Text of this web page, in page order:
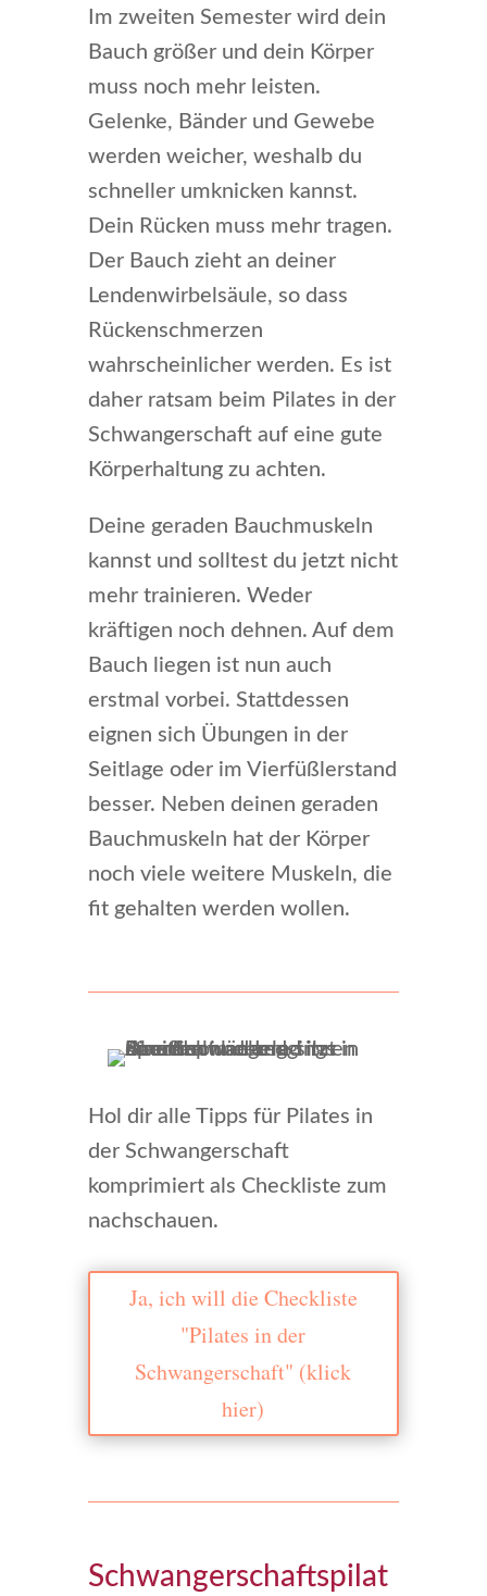
Im zweiten Semester wird dein
Bauch größer und dein Körper
muss noch mehr leisten.
Gelenke, Bänder und Gewebe
werden weicher, weshalb du
schneller umknicken kannst.
Dein Rücken muss mehr tragen.
Der Bauch zieht an deiner
Lendenwirbelsäule, so dass
Rückenschmerzen
wahrscheinlicher werden. Es ist
daher ratsam beim Pilates in der
Schwangerschaft auf eine gute
Körperhaltung zu achten.
Deine geraden Bauchmuskeln
kannst und solltest du jetzt nicht
mehr trainieren. Weder
kräftigen noch dehnen. Auf dem
Bauch liegen ist nun auch
erstmal vorbei. Stattdessen
eignen sich Übungen in der
Seitlage oder im Vierfüßlerstand
besser. Neben deinen geraden
Bauchmuskeln hat der Körper
noch viele weitere Muskeln, die
fit gehalten werden wollen.
Hol dir alle Tipps für Pilates in
der Schwangerschaft
komprimiert als Checkliste zum
nachschauen.
Ja, ich will die Checkliste
"Pilates in der
Schwangerschaft" (klick
hier)
Schwangerschaftspilat